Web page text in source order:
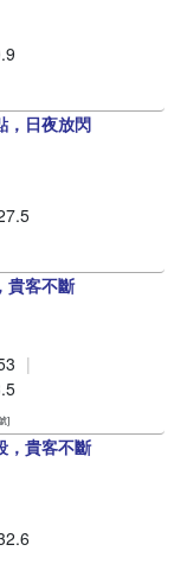
，日夜放閃
$27.5
貴客不斷
$53
]
，貴客不斷
$32.6